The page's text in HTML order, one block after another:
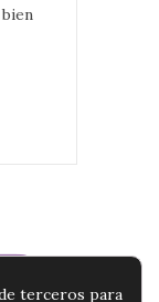
terceros para